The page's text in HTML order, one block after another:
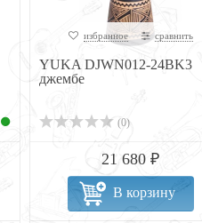
избранное сравнить
YUKA DJWN012-24BK3
джембе
(0)
21 680 ₽
В корзину